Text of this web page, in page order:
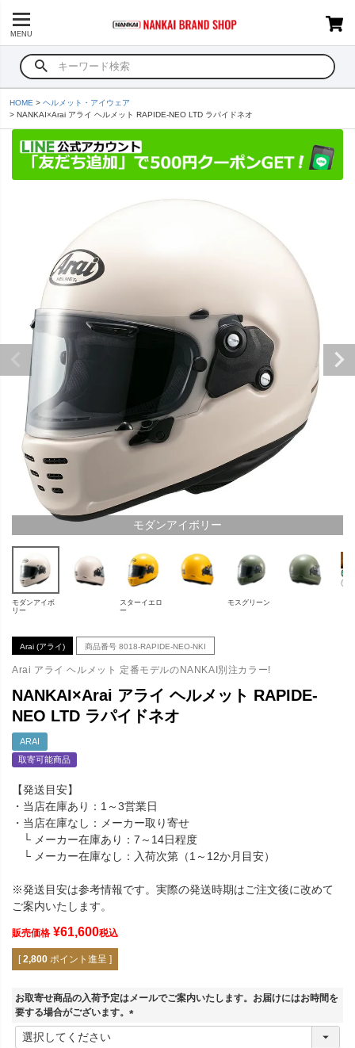
MENU
HOME
ヘルメット・アイウェア
NANKAI×Arai アライ ヘルメット RAPIDE-NEO LTD ラパイドネオ
モダンアイボリー
モダンアイボ
リー
スターイエロ
ー
モスグリーン
Arai (アライ) 商品番号 8018-RAPIDE-NEO-NKI
Arai アライ ヘルメット 定番モデルのNANKAI別注カラー!
NANKAI×Arai アライ ヘルメット RAPIDE-
NEO LTD ラパイドネオ
ARAI
取寄可能商品
【発送目安】
・当店在庫あり：1～3営業日
・当店在庫なし：メーカー取り寄せ
└ メーカー在庫あり：7～14日程度
└ メーカー在庫なし：入荷次第（1～12か月目安）
※発送目安は参考情報です。実際の発送時期はご注文後に改めて
ご案内いたします。
販売価格 ¥61,600税込
[ 2,800 ポイント進呈 ]
お取寄せ商品の入荷予定はメールでご案内いたします。お届けにはお時間を
要する場合がございます。
(